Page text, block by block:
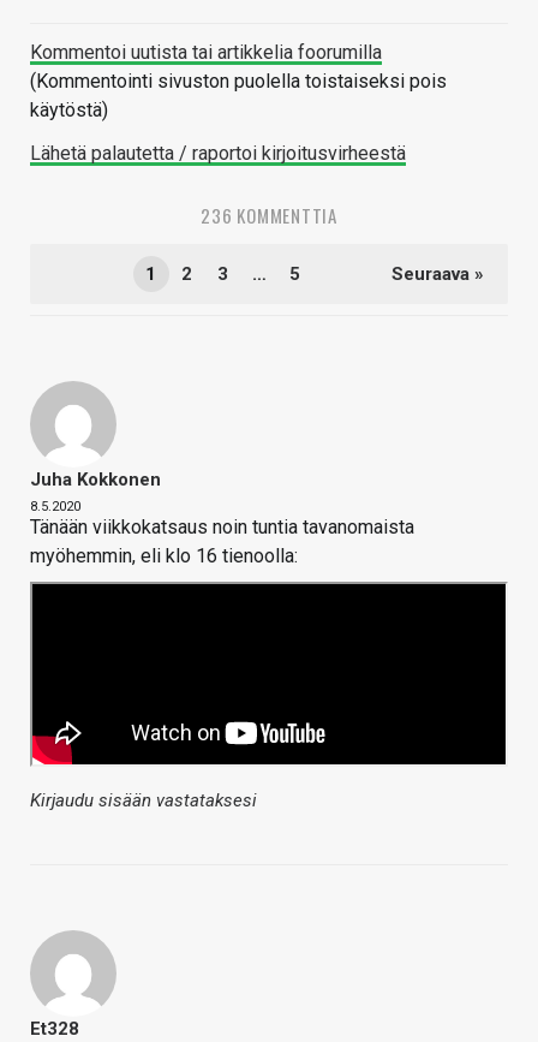
Kommentoi uutista tai artikkelia foorumilla
(Kommentointi sivuston puolella toistaiseksi pois
käytöstä)
Lähetä palautetta / raportoi kirjoitusvirheestä
236 KOMMENTTIA
1 2 3 … 5 Seuraava »
Juha Kokkonen
8.5.2020
Tänään viikkokatsaus noin tuntia tavanomaista
myöhemmin, eli klo 16 tienoolla:
Kirjaudu sisään vastataksesi
Et328